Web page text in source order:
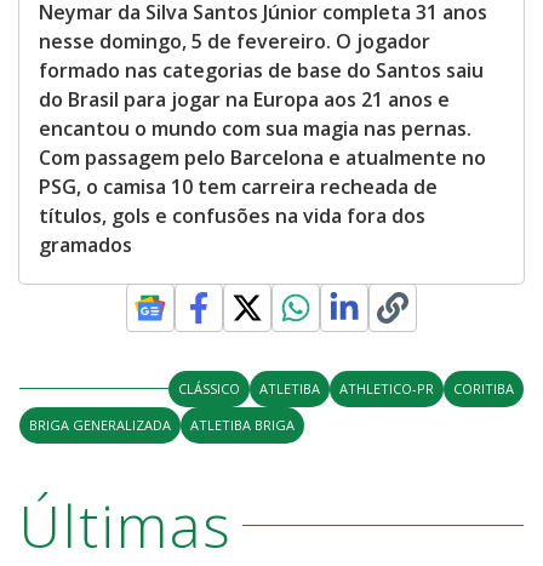
Neymar da Silva Santos Júnior completa 31 anos
nesse domingo, 5 de fevereiro. O jogador
formado nas categorias de base do Santos saiu
do Brasil para jogar na Europa aos 21 anos e
encantou o mundo com sua magia nas pernas.
Com passagem pelo Barcelona e atualmente no
PSG, o camisa 10 tem carreira recheada de
títulos, gols e confusões na vida fora dos
gramados
CLÁSSICO ATLETIBA ATHLETICO-PR
CORITIBA
BRIGA GENERALIZADA
ATLETIBA BRIGA
Últimas